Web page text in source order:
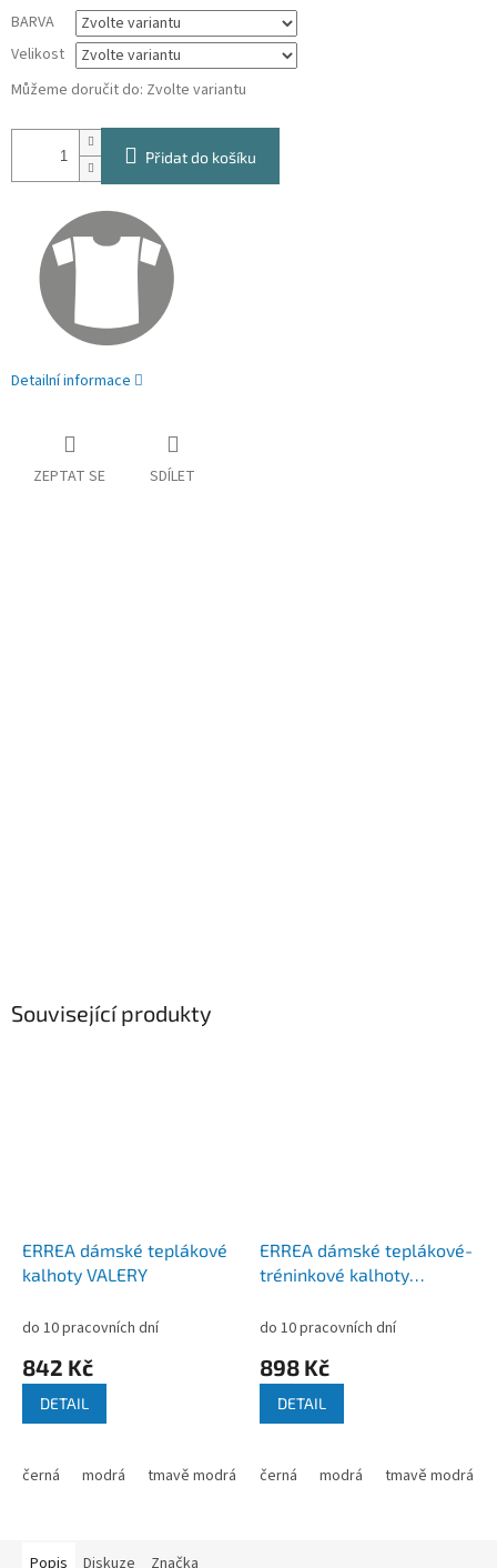
BARVA
Velikost
Můžeme doručit do: Zvolte variantu
Přidat do košíku
Detailní informace
ZEPTAT SE SDÍLET
Související produkty
ERREA dámské teplákové
kalhoty VALERY
do 10 pracovních dní
842 Kč
DETAIL
černá modrá tmavě modrá
ERREA dámské teplákové-
tréninkové kalhoty
do 10 pracovních dní
898 Kč
DETAIL
černá modrá tmavě modrá
Popis Diskuze Značka